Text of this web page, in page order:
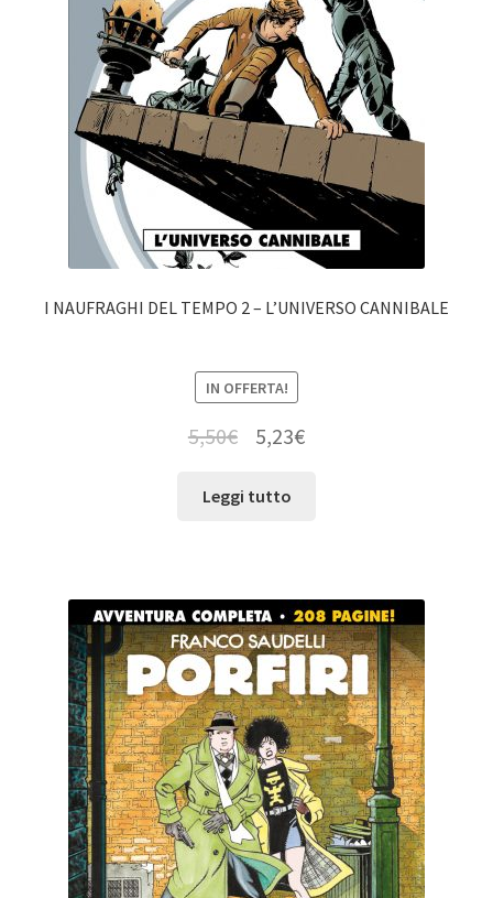
I NAUFRAGHI DEL TEMPO 2 – L’UNIVERSO CANNIBALE
IN OFFERTA!
5,50€ 5,23€
Leggi tutto